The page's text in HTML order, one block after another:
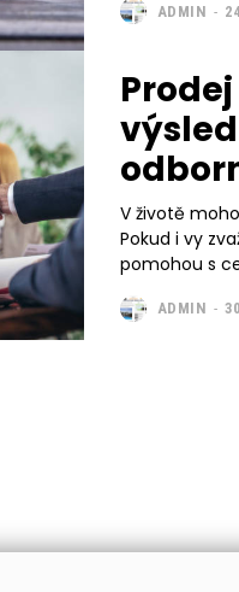
ADMIN -
V životě
Pokud i vy
pomohou s
ADMIN -